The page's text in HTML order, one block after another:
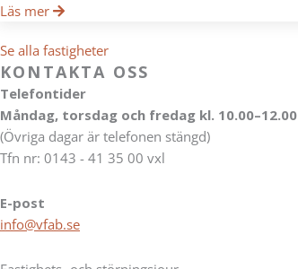
Läs mer
Se alla fastigheter
KONTAKTA OSS
Telefontider
Måndag, torsdag och fredag kl. 10.00–12.00
(Övriga dagar är telefonen stängd)
Tfn nr: 0143 - 41 35 00 vxl
E-post
info@vfab.se